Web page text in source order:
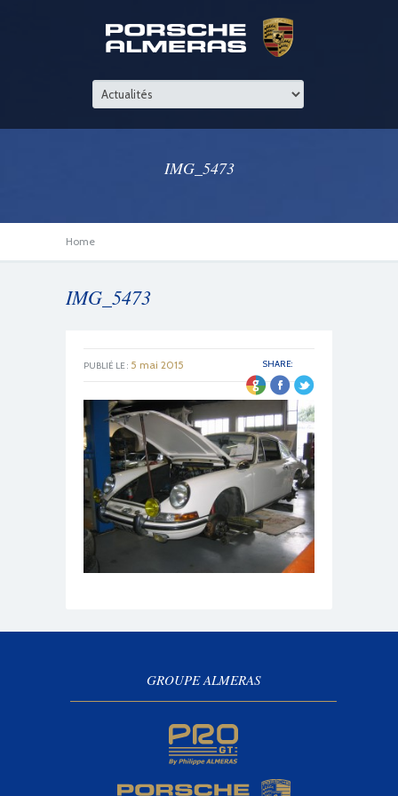
IMG_5473
Home
IMG_5473
SHARE:
PUBLIÉ LE : 5 mai 2015
GROUPE ALMERAS